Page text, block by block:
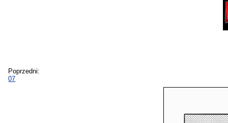
Poprzedni:
07